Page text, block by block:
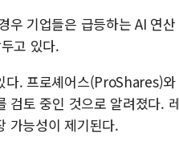
우 기업들은 급등하는 AI 연
고 있다.
다. 프로셰어스(ProShares)
검토 중인 것으로 알려졌다.
가능성이 제기된다.